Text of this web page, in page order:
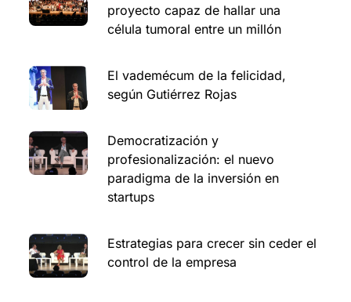
proyecto capaz de hallar una
célula tumoral entre un millón
El vademécum de la felicidad,
según Gutiérrez Rojas
Democratización y
profesionalización: el nuevo
paradigma de la inversión en
startups
Estrategias para crecer sin ceder el
control de la empresa